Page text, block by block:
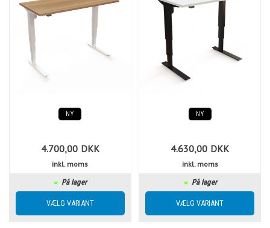
NY
4.700,00 DKK
inkl. moms
På lager
NY
4.630,00 DKK
inkl. moms
På lager